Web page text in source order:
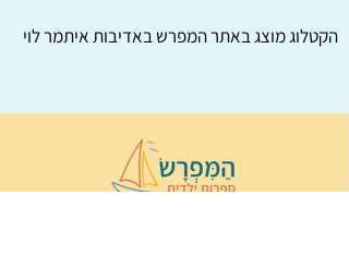
הקטלוג מוצג באתרהמפרשבאדיבות איתמר לוי